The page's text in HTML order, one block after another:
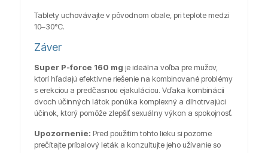
Tablety uchovávajte v pôvodnom obale, pri teplote medzi
10–30°C.
Záver
Super P-force 160 mg je ideálna voľba pre mužov,
ktorí hľadajú efektívne riešenie na kombinované problémy
s erekciou a predčasnou ejakuláciou. Vďaka kombinácii
dvoch účinných látok ponúka komplexný a dlhotrvajúci
účinok, ktorý pomôže zlepšiť sexuálny výkon a spokojnosť.
Upozornenie: Pred použitím tohto lieku si pozorne
prečítajte príbalový leták a konzultujte jeho užívanie so